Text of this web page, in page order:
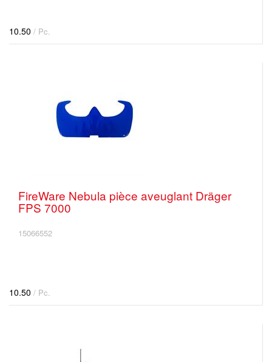
10.50 / Pc.
FireWare Nebula pièce aveuglant Dräger
FPS 7000
15066552
10.50 / Pc.